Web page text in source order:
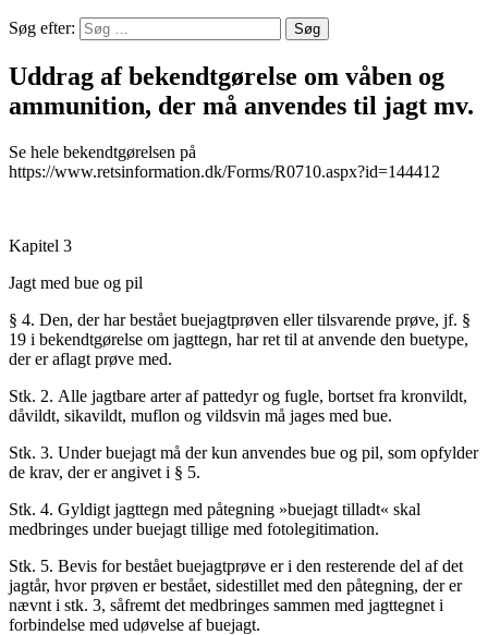
Søg efter:
Uddrag af bekendtgørelse om våben og
ammunition, der må anvendes til jagt mv.
Se hele bekendtgørelsen på
https://www.retsinformation.dk/Forms/R0710.aspx?id=144412
Kapitel 3
Jagt med bue og pil
§ 4. Den, der har bestået buejagtprøven eller tilsvarende prøve, jf. §
19 i bekendtgørelse om jagttegn, har ret til at anvende den buetype,
der er aflagt prøve med.
Stk. 2. Alle jagtbare arter af pattedyr og fugle, bortset fra kronvildt,
dåvildt, sikavildt, muflon og vildsvin må jages med bue.
Stk. 3. Under buejagt må der kun anvendes bue og pil, som opfylder
de krav, der er angivet i § 5.
Stk. 4. Gyldigt jagttegn med påtegning »buejagt tilladt« skal
medbringes under buejagt tillige med fotolegitimation.
Stk. 5. Bevis for bestået buejagtprøve er i den resterende del af det
jagtår, hvor prøven er bestået, sidestillet med den påtegning, der er
nævnt i stk. 3, såfremt det medbringes sammen med jagttegnet i
forbindelse med udøvelse af buejagt.